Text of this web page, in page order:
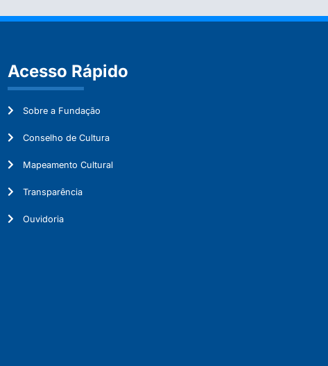
Acesso Rápido
Sobre a Fundação
Conselho de Cultura
Mapeamento Cultural
Transparência
Ouvidoria